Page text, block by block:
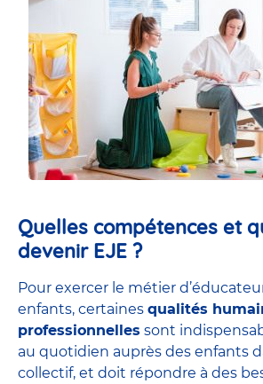
Quelles compétences et
devenir EJE ?
Pour exercer le métier
enfants, certaines qualités
professionnelles sont
au quotidien auprès des enfants
collectif, et doit répondre à des